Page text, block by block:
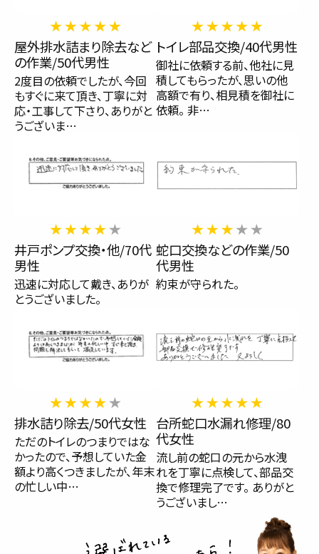
屋外排水詰まり除去など
の作業/50代男性
2度目の依頼でしたが、今回
もすぐに来て頂き、丁寧に対
応・工事して下さり、ありがと
うございま…
トイレ部品交換/40代男性
御社に依頼する前、他社に見
積してもらったが、思いの他
高額で有り、相見積を御社に
依頼。 非…
井戸ポンプ交換・他/70代
男性
迅速に対応して戴き、ありが
とうございました。
蛇口交換などの作業/50
代男性
約束が守られた。
排水詰り除去/50代女性
ただのトイレのつまりではな
かったので、予想していた金
額より高くつきましたが、年末
の忙しい中…
台所蛇口水漏れ修理/80
代女性
流し前の蛇口の元から水洩
れを丁寧に点検して、部品交
換で修理完了です。 ありがと
うございまし…